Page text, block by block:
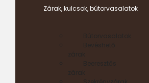
Zárak, kulcsok, bútorvasalatok
Bútorvasalatok
Bevéshető
zárak
Beeresztős
zárak